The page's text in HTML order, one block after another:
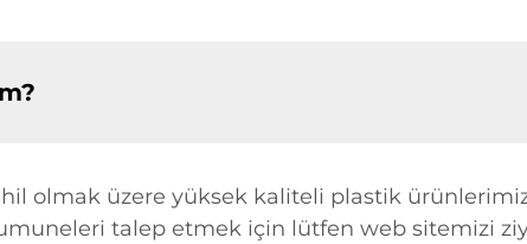
olmak üzere yüksek kaliteli plastik
talep etmek için lütfen web sitemizi